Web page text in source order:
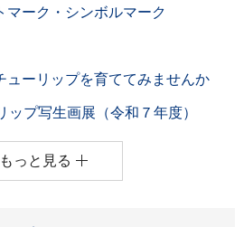
マーク・シンボルマーク
ューリップを育ててみませんか
プ写生画展（令和７年度）
もっと見る